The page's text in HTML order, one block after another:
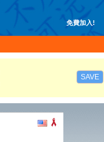
免費加入!
SAVE